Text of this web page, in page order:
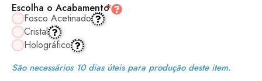
*
Escolha o Acabamento
Fosco Acetinado
Cristal
Holográfico
São necessários 10 dias úteis para produção deste item.